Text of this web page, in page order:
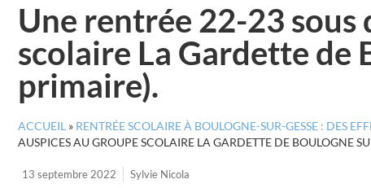
Une rentrée 22-23 sous
scolaire La Gardette de
primaire).
ACCUEIL » RENTRÉE SCOLAIRE À BOULOGNE-SUR-GESSE : DES
AUSPICES AU GROUPE SCOLAIRE LA GARDETTE DE BOULOGNE
13 septembre 2022 Sylvie Nicola